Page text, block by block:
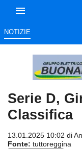
NOTIZIE
Serie D,
Classifica
13.01.2025 10:02 di
Fonte: tuttoreggina